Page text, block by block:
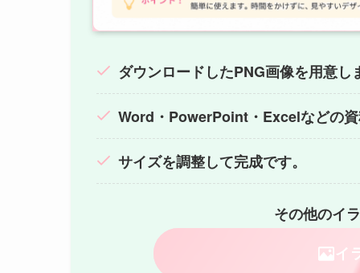
ダウンロードしたPNG画像を用意し
Word・PowerPoint・Excelなどの資
サイズを調整して完成です。
その他のイ
イ